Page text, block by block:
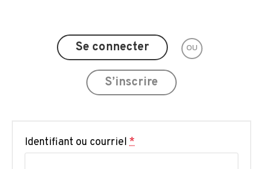
Se connecter OU
S’inscrire
Identifiant ou courriel *